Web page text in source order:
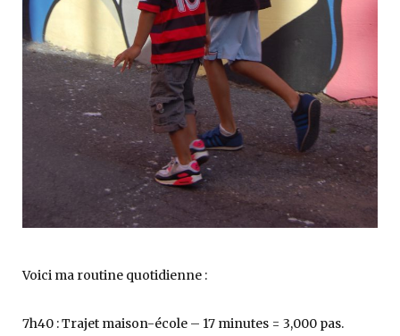
Voici ma routine quotidienne :
7h40 : Trajet maison-école – 17 minutes = 3,000 pas.